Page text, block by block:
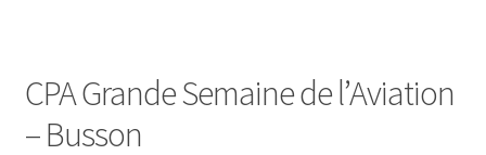
CPA Grande Semaine de l’Aviation
– Busson